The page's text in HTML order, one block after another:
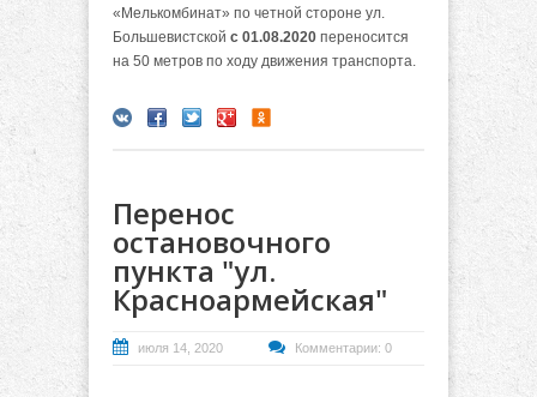
«Мелькомбинат» по четной стороне ул.
Большевистской с 01.08.2020 переносится
на 50 метров по ходу движения транспорта.
Перенос
остановочного
пункта "ул.
Красноармейская"
июля 14, 2020 Комментарии: 0